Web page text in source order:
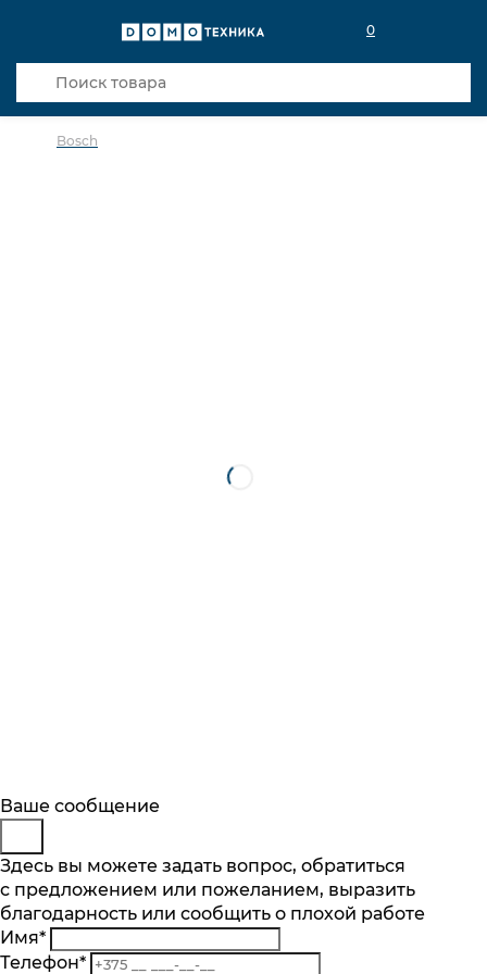
0
Bosch
Описание
Отзывы
Основные характеристики
Мощность, Вт
970
Вместимость тостов, шт
Будьте в курсе
Подпишитесь на последние обновления
и узнавайте о новинках и специальных
предложениях первыми
Подписаться
Заказ обратного звонка
Представьтесь
Телефон*
Комментарий
Ваше сообщение
Здесь вы можете задать вопрос, обратиться
с предложением или пожеланием, выразить
благодарность или сообщить о плохой работе
Имя*
Телефон*